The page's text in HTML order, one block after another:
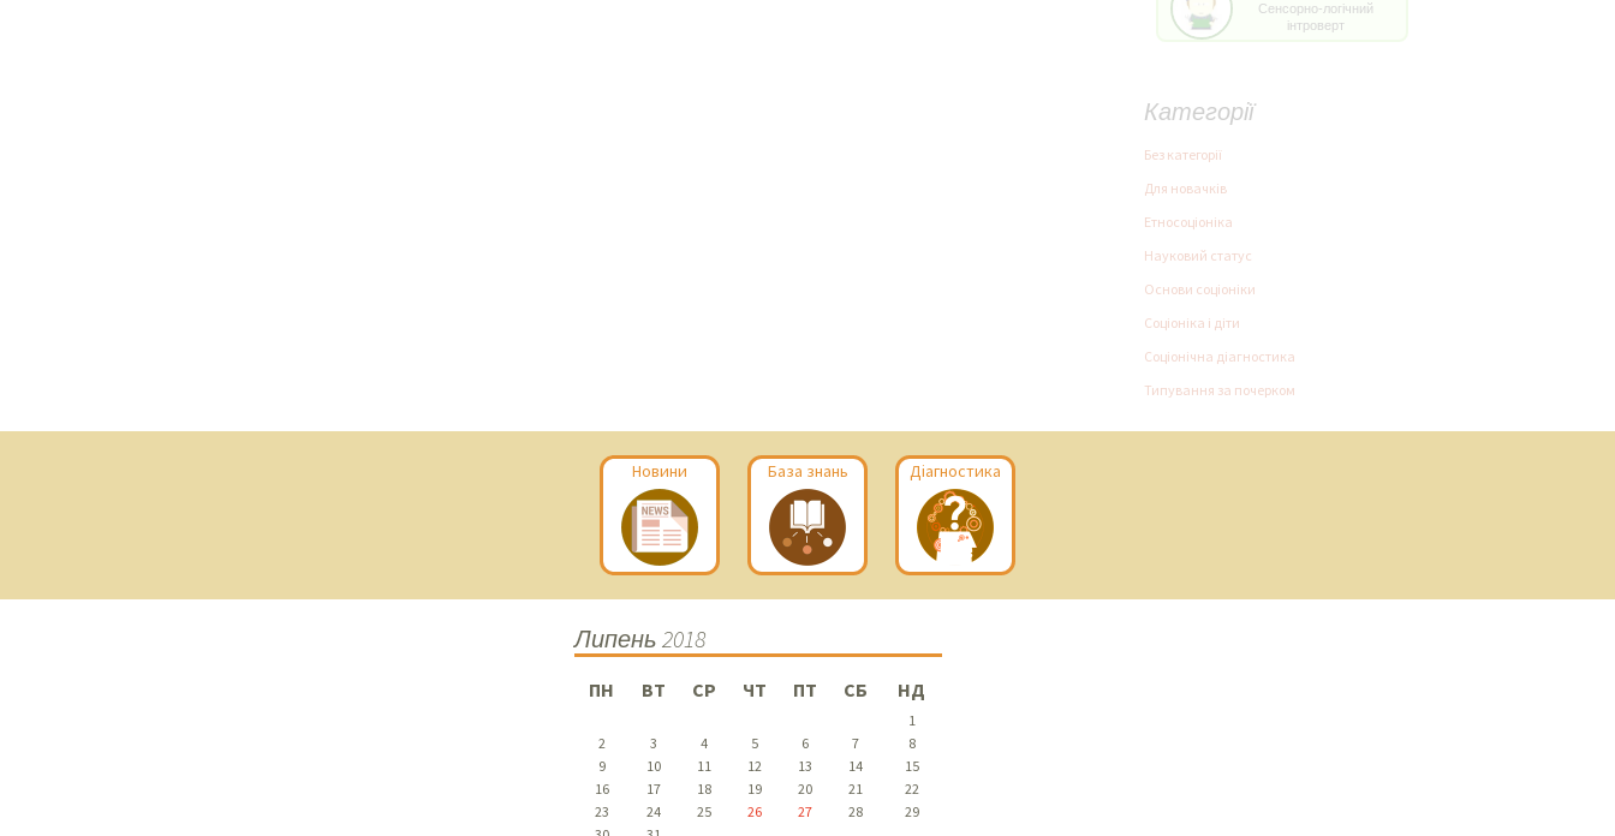
Сенсорно-логічний
інтроверт
Категорії
Без категорії
Для новачків
Етносоціоніка
Науковий статус
Основи соціоніки
Соціоніка і діти
Соціонічна діагностика
Типування за почерком
Новини База знань Діагностика
Липень 2018
ПН ВТ СР ЧТ ПТ СБ НД
1
2
3 4 5 6 7
8
9
10 11 12 13 14
15
16
17 18 19 20 21
22
23
24 25 26 27 28
29